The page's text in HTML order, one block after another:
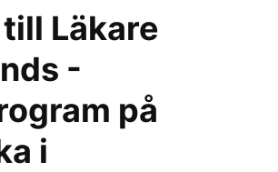
Läkare
-
på
i